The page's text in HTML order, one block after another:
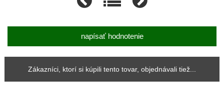
napísať hodnotenie
Zákazníci, ktorí si kúpili tento tovar, objednávali tiež...